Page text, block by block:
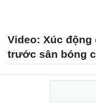
Video: Xúc động
trước sân bóng